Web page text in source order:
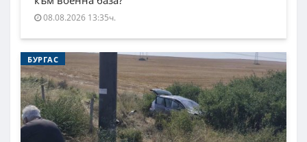
08.08.2026 13:35ч.
БУРГАС